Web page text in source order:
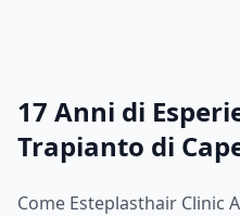
17 Anni di
Trapianto di
Come Esteplasthair Clinic